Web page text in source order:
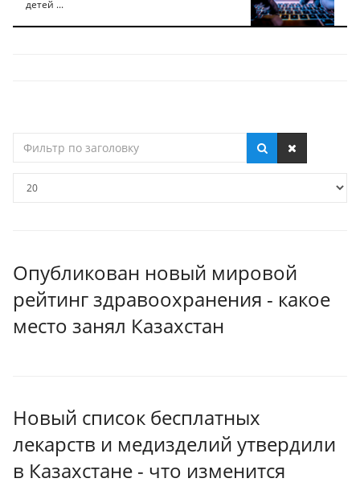
детей ...
по
Опубликован новый мировой
рейтинг здравоохранения - какое
место занял Казахстан
Новый список бесплатных
лекарств и медизделий утвердили
в Казахстане - что изменится